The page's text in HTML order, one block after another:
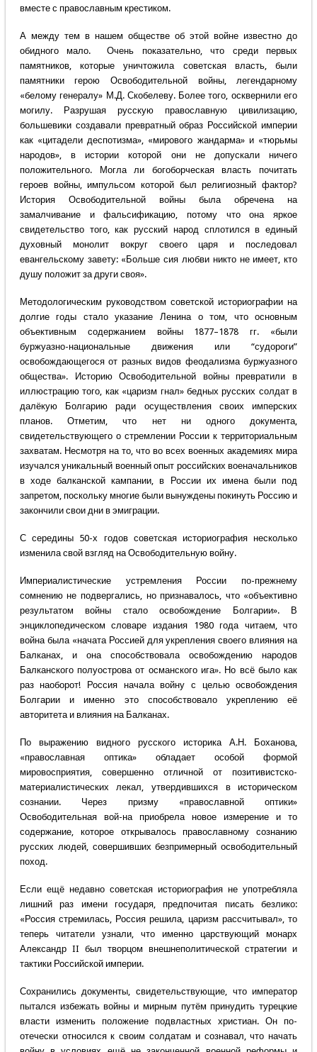
вместе с православным крестиком.
А между тем в нашем обществе об этой войне известно до
обидного мало. Очень показательно, что среди первых
памятников, которые уничтожила советская власть, были
памятники герою Освободительной войны, легендарному
«белому генералу» М.Д. Скобелеву. Более того, осквернили его
могилу. Разрушая русскую православную цивилизацию,
большевики создавали превратный образ Российской империи
как «цитадели деспотизма», «мирового жандарма» и «тюрьмы
народов», в истории которой они не допускали ничего
положительного. Могла ли богоборческая власть почитать
героев войны, импульсом которой был религиозный фактор?
История Освободительной войны была обречена на
замалчивание и фальсификацию, потому что она яркое
свидетельство того, как русский народ сплотился в единый
духовный монолит вокруг своего царя и последовал
евангельскому завету: «Больше сия любви никто не имеет, кто
душу положит за други своя».
Методологическим руководством советской историографии на
долгие годы стало указание Ленина о том, что основным
объективным содержанием войны 1877–1878 гг. «были
буржуазно-национальные движения или “судороги”
освобождающегося от разных видов феодализма буржуазного
общества». Историю Освободительной войны превратили в
иллюстрацию того, как «царизм гнал» бедных русских солдат в
далёкую Болгарию ради осуществления своих имперских
планов. Отметим, что нет ни одного документа,
свидетельствующего о стремлении России к территориальным
захватам. Несмотря на то, что во всех военных академиях мира
изучался уникальный военный опыт российских военачальников
в ходе балканской кампании, в России их имена были под
запретом, поскольку многие были вынуждены покинуть Россию и
закончили свои дни в эмиграции.
С середины 50-х годов советская историография несколько
изменила свой взгляд на Освободительную войну.
Империалистические устремления России по-прежнему
сомнению не подвергались, но признавалось, что «объективно
результатом войны стало освобождение Болгарии». В
энциклопедическом словаре издания 1980 года читаем, что
война была «начата Россией для укрепления своего влияния на
Балканах, и она способствовала освобождению народов
Балканского полуострова от османского ига». Но всё было как
раз наоборот! Россия начала войну с целью освобождения
Болгарии и именно это способствовало укреплению её
авторитета и влияния на Балканах.
По выражению видного русского историка А.Н. Боханова,
«православная оптика» обладает особой формой
мировосприятия, совершенно отличной от позитивистско-
материалистических лекал, утвердившихся в историческом
сознании. Через призму «православной оптики»
Освободительная вой-на приобрела новое измерение и то
содержание, которое открывалось православному сознанию
русских людей, совершивших безпримерный освободительный
поход.
Если ещё недавно советская историография не употребляла
лишний раз имени государя, предпочитая писать безлико:
«Россия стремилась, Россия решила, царизм рассчитывал», то
теперь читатели узнали, что именно царствующий монарх
Александр II был творцом внешнеполитической стратегии и
тактики Российской империи.
Сохранились документы, свидетельствующие, что император
пытался избежать войны и мирным путём принудить турецкие
власти изменить положение подвластных христиан. Он по-
отечески относился к своим солдатам и сознавал, что начать